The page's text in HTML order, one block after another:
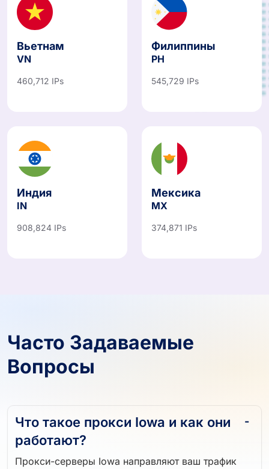
Вьетнам
VN
460,712 IPs
Филиппины
PH
545,729 IPs
Индия
IN
908,824 IPs
Мексика
MX
374,871 IPs
Часто Задаваемые
Вопросы
Что такое прокси Iowa и как они
работают?
Прокси-серверы Iowa направляют ваш трафик